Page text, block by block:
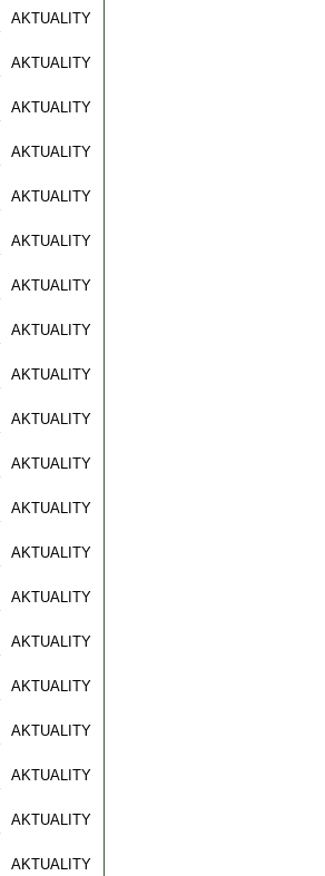
AKTUALITY
AKTUALITY
AKTUALITY
AKTUALITY
AKTUALITY
AKTUALITY
AKTUALITY
AKTUALITY
AKTUALITY
AKTUALITY
AKTUALITY
AKTUALITY
AKTUALITY
AKTUALITY
AKTUALITY
AKTUALITY
AKTUALITY
AKTUALITY
AKTUALITY
AKTUALITY